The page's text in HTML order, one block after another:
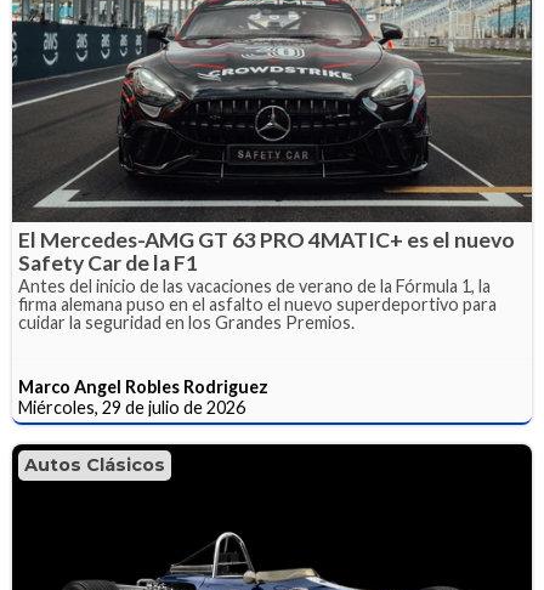
El Mercedes-AMG GT 63 PRO 4MATIC+ es el nuevo
Safety Car de la F1
Antes del inicio de las vacaciones de verano de la Fórmula 1, la
firma alemana puso en el asfalto el nuevo superdeportivo para
cuidar la seguridad en los Grandes Premios.
Marco Angel Robles Rodriguez
Miércoles, 29 de julio de 2026
Autos Clásicos